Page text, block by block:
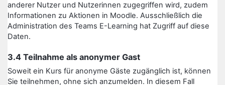
anderer Nutzer und Nutzerinnen zugegriffen wird, zudem
Informationen zu Aktionen in Moodle. Ausschließlich die
Administration des Teams E-Learning hat Zugriff auf diese
Daten.
3.4 Teilnahme als anonymer Gast
Soweit ein Kurs für anonyme Gäste zugänglich ist, können
Sie teilnehmen, ohne sich anzumelden. In diesem Fall